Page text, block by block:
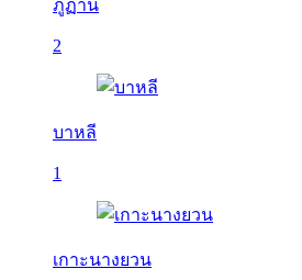
ภูฏาน
2
บาหลี
1
เกาะนางยวน